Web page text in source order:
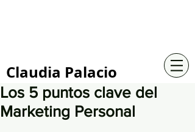
Claudia Palacio
Los 5 puntos clave del
Marketing Personal